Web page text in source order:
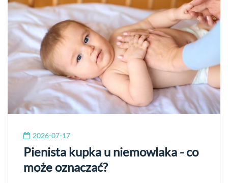
2026-07-17
Pienista kupka u niemowlaka - co
może oznaczać?